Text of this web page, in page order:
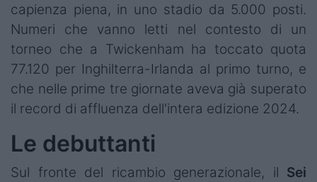
capienza piena, in uno stadio da 5.000 posti.
Numeri che vanno letti nel contesto di un
torneo che a Twickenham ha toccato quota
77.120 per Inghilterra-Irlanda al primo turno, e
che nelle prime tre giornate aveva già superato
il record di affluenza dell'intera edizione 2024.
Le debuttanti
Sul fronte del ricambio generazionale, il Sei